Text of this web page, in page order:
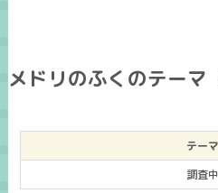
メドリのふくのテーマ
テーマ
調査中